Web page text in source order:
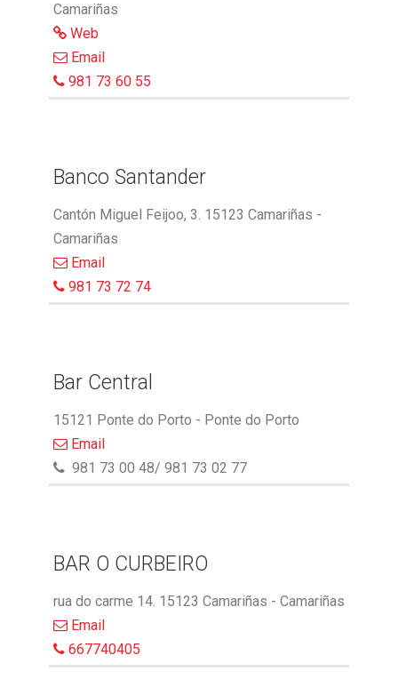
Camariñas
Web
Email
981 73 60 55
Banco Santander
Cantón Miguel Feijoo, 3. 15123 Camariñas -
Camariñas
Email
981 73 72 74
Bar Central
15121 Ponte do Porto - Ponte do Porto
Email
981 73 00 48/ 981 73 02 77
BAR O CURBEIRO
rua do carme 14. 15123 Camariñas - Camariñas
Email
667740405